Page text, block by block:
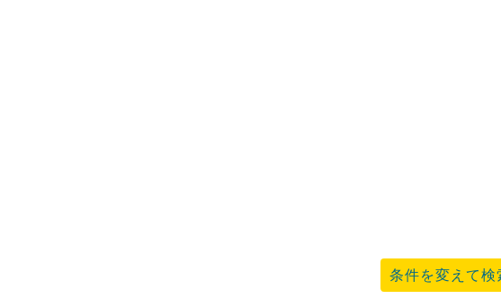
条件を変えて検